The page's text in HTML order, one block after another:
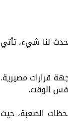
لنا شيء، تأتي
قرارات مصيرية.
الوقت.
الصعبة، حيث